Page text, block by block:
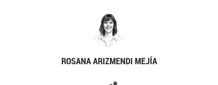
ROSANA ARIZMENDI MEJÍA